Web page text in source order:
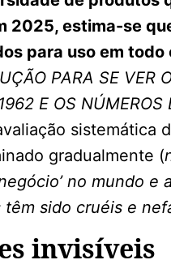
2025, estima-se
para uso em todo
PARA SE VER
E OS NÚMEROS
sistemática
gradualmente (
no mundo e
sido cruéis e
invisíveis